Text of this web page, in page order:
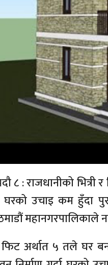
८ : राजधानीको
उचाइ कम हुँदा
महानगरपालिकाले
अर्थात ५ तले घर